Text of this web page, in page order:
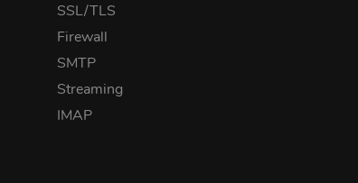
SSL/TLS
Firewall
SMTP
Streaming
IMAP